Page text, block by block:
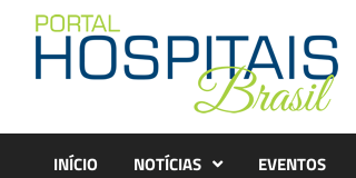
content
INÍCIO NOTÍCIAS EVENTOS